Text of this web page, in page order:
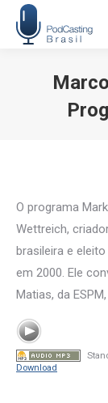
O programa
Wettreich,
brasileira e
em 2000. Ele
Matias, da
Download